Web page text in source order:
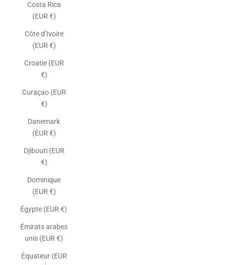
Costa Rica
(EUR €)
Côte d’Ivoire
(EUR €)
Croatie (EUR
€)
Curaçao (EUR
€)
Danemark
(EUR €)
Djibouti (EUR
€)
Dominique
(EUR €)
Égypte (EUR €)
Émirats arabes
unis (EUR €)
Équateur (EUR